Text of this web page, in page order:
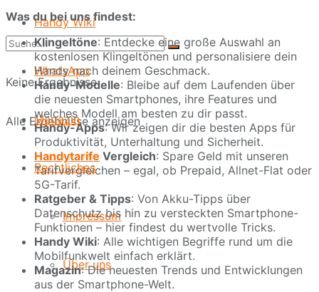
Keine Ergebnisse
Alle Ergebnisse anzeigen
Handy Wiki
WhatsApp
Magazin
Rechtliches
Impressum
Über uns
Was du bei uns findest:
Klingeltöne: Entdecke eine große Auswahl an
kostenlosen Klingeltönen und personalisiere dein
Handy nach deinem Geschmack.
Handy-Modelle: Bleibe auf dem Laufenden über
die neuesten Smartphones, ihre Features und
welches Modell am besten zu dir passt.
Handy-Apps: Wir zeigen dir die besten Apps für
Produktivität, Unterhaltung und Sicherheit.
Handytarife Vergleich: Spare Geld mit unseren
Tarifvergleichen – egal, ob Prepaid, Allnet-Flat oder
5G-Tarif.
Ratgeber & Tipps: Von Akku-Tipps über
Datenschutz bis hin zu versteckten Smartphone-
Funktionen – hier findest du wertvolle Tricks.
Handy Wiki: Alle wichtigen Begriffe rund um die
Mobilfunkwelt einfach erklärt.
Magazin: Die neuesten Trends und Entwicklungen
aus der Smartphone-Welt.